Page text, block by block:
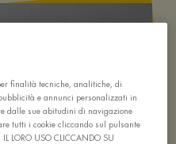
finalità tecniche, analitiche, di
e annunci personalizzati in
dalle sue abitudini di navigazione
tutti i cookie cliccando sul pulsante
LORO USO CLICCANDO SU